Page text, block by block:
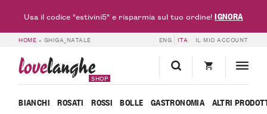
HOME » GHIGA_NATALE ENG ITA IL MIO ACCOUNT
lovelanghe
SHOP
BIANCHI ROSATI ROSSI BOLLE GASTRONOMIA ALTRI
Usa il codice "estivini5" e risparmia sul tuo ordine!IGNORA